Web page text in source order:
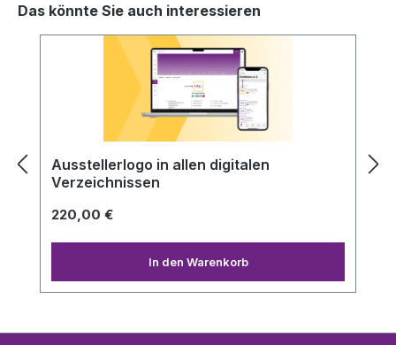
Das könnte Sie auch interessieren
Produktgalerie überspringen
Ausstellerlogo in allen digitalen
Verzeichnissen
220,00 €
In den Warenkorb